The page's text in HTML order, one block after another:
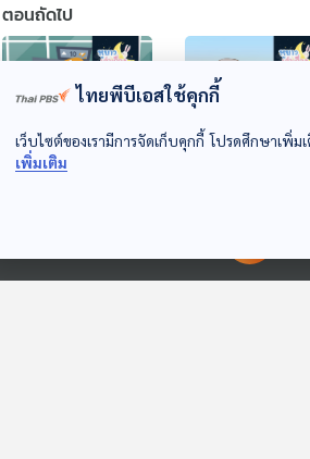
ตอนถัดไป
สามสี
หูยาวเล่าเรื่อง หูยาวเล่าเรื่อง
ไทยพีบีเอสใช้คุกกี้
เว็บไซต์ของเรามีการจัดเก็บคุกกี้ โปรดศึกษาเพิ่
เพิ่มเติม